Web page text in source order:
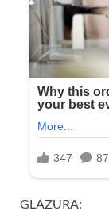
GLAZURA: